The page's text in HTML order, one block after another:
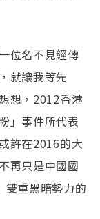
位名不見經傳
就讓我等先
想，2012香港
」事件所代表
許在2016的大
再只是中國國
雙重黑暗勢力的